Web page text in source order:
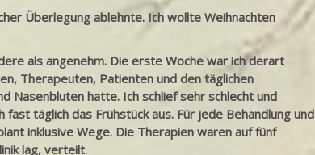
Überlegung ablehnte. Ich wollte Weihnachten
als angenehm. Die erste Woche war ich derart
Therapeuten, Patienten und den täglichen
Nasenbluten hatte. Ich schlief sehr schlecht und
täglich das Frühstück aus. Für jede Behandlung und
inklusive Wege. Die Therapien waren auf fünf
lag, verteilt.